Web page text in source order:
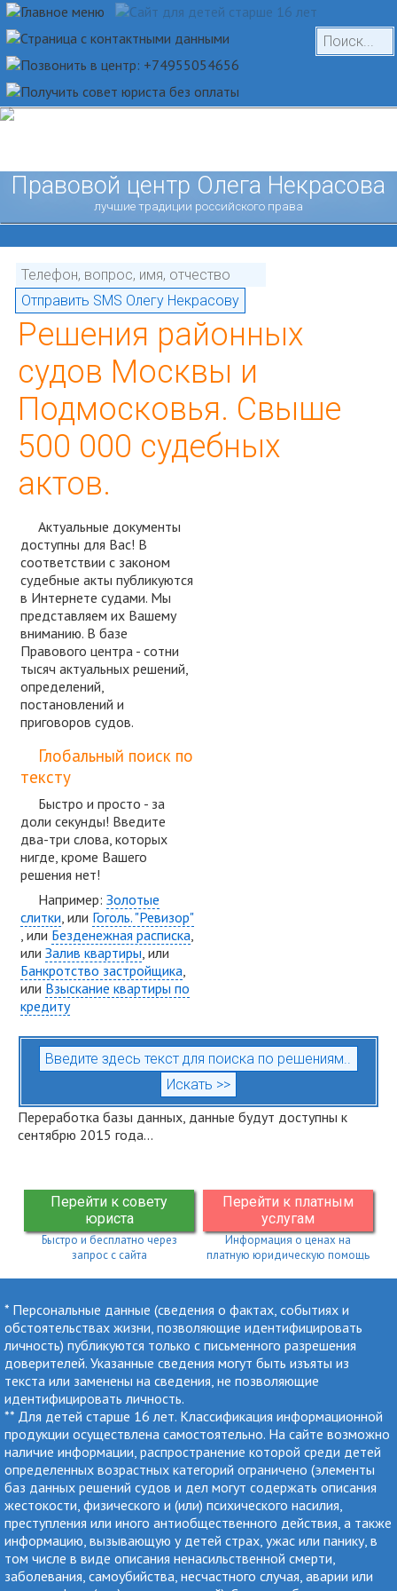
Правовой центр Олега Некрасова
лучшие традиции российского права
Решения районных
судов Москвы и
Подмосковья. Свыше
500 000 судебных
актов.
Актуальные документы
доступны для Вас! В
соответствии с законом
судебные акты публикуются
в Интернете судами. Мы
представляем их Вашему
вниманию. В базе
Правового центра - сотни
тысяч актуальных решений,
определений,
постановлений и
приговоров судов.
Глобальный поиск по
тексту
Быстро и просто - за
доли секунды! Введите
два-три слова, которых
нигде, кроме Вашего
решения нет!
Например: Золотые
слитки, или Гоголь. "Ревизор"
, или Безденежная расписка,
или Залив квартиры, или
Банкротство застройщика,
или Взыскание квартиры по
кредиту
Переработка базы данных, данные будут доступны к
сентябрю 2015 года...
Перейти к совету
юриста
Перейти к платным
услугам
Быстро и бесплатно через
запрос с сайта
Информация о ценах на
платную юридическую помощь
* Персональные данные (сведения о фактах, событиях и
обстоятельствах жизни, позволяющие идентифицировать
личность) публикуются только с письменного разрешения
доверителей. Указанные сведения могут быть изъяты из
текста или заменены на сведения, не позволяющие
идентифицировать личность.
** Для детей старше 16 лет. Классификация информационной
продукции осуществлена самостоятельно. На сайте возможно
наличие информации, распространение которой среди детей
определенных возрастных категорий ограничено (элементы
баз данных решений судов и дел могут содержать описания
жестокости, физического и (или) психического насилия,
преступления или иного антиобщественного действия, а также
информацию, вызывающую у детей страх, ужас или панику, в
том числе в виде описания ненасильственной смерти,
заболевания, самоубийства, несчастного случая, аварии или